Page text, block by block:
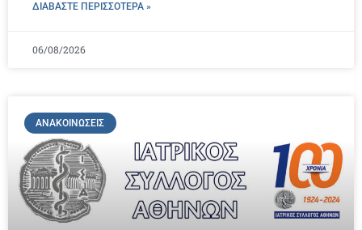
ΔΙΑΒΑΣΤΕ ΠΕΡΙΣΣΌΤΕΡΑ »
06/08/2026
ΑΝΑΚΟΙΝΏΣΕΙΣ